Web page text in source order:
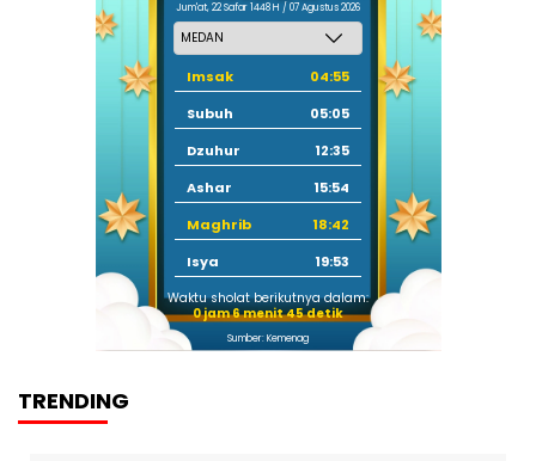
Jum'at, 22 Safar 1448 H / 07 Agustus 2026
Imsak
04:55
Subuh
05:05
Dzuhur
12:35
Ashar
15:54
Maghrib
18:42
Isya
19:53
Waktu sholat berikutnya dalam:
0 jam 6 menit 44 detik
Sumber: Kemenag
TRENDING